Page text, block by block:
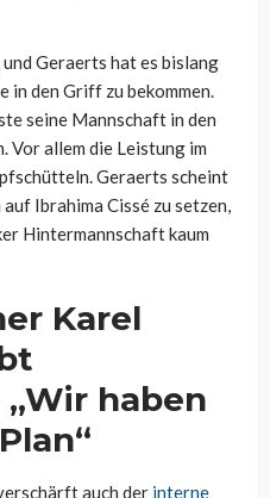
Geraerts hat es bislang
den Griff zu bekommen.
seine Mannschaft in den
Vor allem die Leistung im
Geraerts scheint
Ibrahima Cissé zu setzen,
Hintermannschaft kaum
Karel
haben
auch der interne